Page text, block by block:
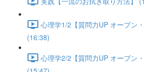
心理学1/2【質問力UP オープン
(16:38)
心理学2/2【質問力UP オープン